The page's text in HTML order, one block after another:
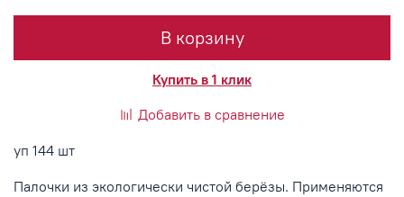
В корзину
Купить в 1 клик
Добавить в сравнение
уп 144 шт
Палочки из экологически чистой берёзы. Применяются